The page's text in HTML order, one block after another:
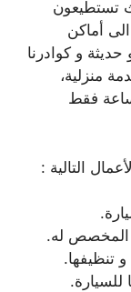
تستطيعون
أماكن
و كوادرنا
منزلية،
فقط
التالية :
المخصص له.
تنظيفها.